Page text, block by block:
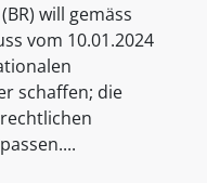
will gemäss
vom 10.01.2024
schaffen; die